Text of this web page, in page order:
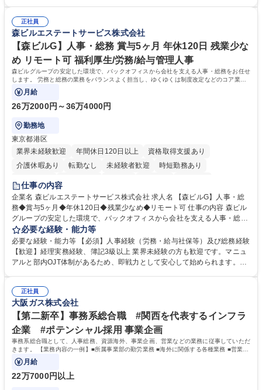
ルプロデュースしているため、商品に関わる全ての業務をサポート頂きま
す。 募集職種 東京都中央区【営業事務・貿易事務】食品商社/残業少なめ/
リモート等相談可
の強み】1991年の設立以来、外食産業を中心としたお客様の多様なニー
ズに沿った冷凍水産物等の生産・輸入・販売を一貫して手掛けています。
自社工場と海外拠点の強固な連携によるワンストップサービスが最大の強
みです。 学歴・資格 学歴：大学院 大学 語学力：英語 資格：
正社員
森ビルエステートサービス株式会社
【森ビルG】人事・総務 賞与5ヶ月 年休120日 残業少な
め リモート可 福利厚生/労務/給与管理人事
森ビルグループの安定した環境で、バックオフィスから会社を支える人事・総務をお任せ
します。 労務と総務の業務をバランスよく担当し、ゆくゆくは制度改定などのコア業務
にも挑戦できる、やりがいある環境です。
月給
26万2000円～36万4000円
勤務地
東京都港区
業界未経験歓迎
年間休日120日以上
資格取得支援あり
介護休暇あり
転勤なし 未経験者歓迎
時短勤務あり
経験者歓迎
完全週休2日制
交通費支給 長期歓迎 駅近5分以内 土日祝休み
仕事の内容
企業名 森ビルエステートサービス株式会社 求人名 【森ビルG】人事・総
務◆賞与5ヶ月◆年休120日◆残業少なめ◆リモート可 仕事の内容 森ビル
グループの安定した環境で、バックオフィスから会社を支える人事・総務
をお任せします。 労務と総務の業務をバランスよく担当し、ゆくゆくは制
度改定などのコア業務にも挑戦できる、やりがいある環境です。 ■勤怠管
理、給与計算、社会保険手続き、年末調整等の労務管理全般 ■入退社手続
き、社内規定の改定や人事制度改定などのコア業務 ■社内イベントの企画
でも質問・相談できる環境が整っているため、安心して成長できます。 募
集職種 【森ビルG】人事・総務◆賞与5ヶ月◆年休120日◆残業少なめ◆
リモート可
必要な経験・能力等
必要な経験・能力等 【必須】人事経験（労務・給与社保等）及び総務経験
【歓迎】経理実務経験、簿記3級以上 業界未経験の方も歓迎です。マニュ
アルと部内OJT体制があるため、即戦力として安心して始められます。
務に挑戦できるため、自身の成長と組織への貢献度をダイレクトに実感で
きます。 残業少なめ、週1日リモート可など、ワークライフバランスを保
ち長期活躍できる環境です。 「これまでの幅広い経験を活かし、長期的な
キャリアを築きたい」という前向きな意欲と挑戦を全力で応援します。 学
歴・資格 学歴：大学院 大学 高専 短大 専修学校 高校 語学力： 資格：日商
簿記検定1級 日商簿記検定2級 日商簿記検定3級
正社員
大阪ガス株式会社
【第二新卒】事務系総合職 #関西を代表するインフラ
企業 #ポテンシャル採用 事業企画
事務系総合職として、人事総務、資源海外、事業企画、営業などの業務に従事していただ
きます。 【業務内容の一例】■所属事業部の勤労業務 ■海外に関係する各種業務 ■営業部
門の企画スタッフ、ルート営業
月給
22万7000円以上